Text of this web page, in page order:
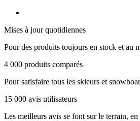
Mises à jour quotidiennes
Pour des produits toujours en stock et au
4 000 produits comparés
Pour satisfaire tous les skieurs et
15 000 avis utilisateurs
Les meilleurs avis se font sur le terrain, en